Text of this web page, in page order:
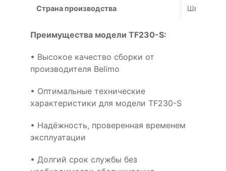
Страна производства
Преимущества модели TF230-S:
• Высокое качество сборки от
производителя Belimo
• Оптимальные технические
характеристики для модели TF230-S
• Надёжность, проверенная временем
эксплуатации
• Долгий срок службы без